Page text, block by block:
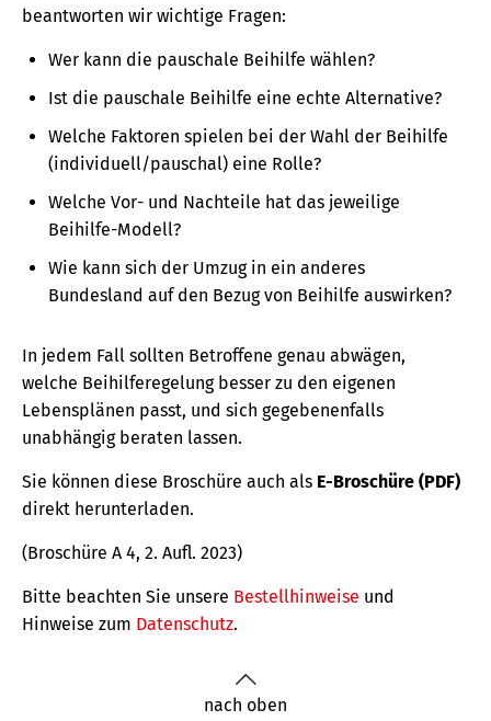
beantworten wir wichtige Fragen:
Wer kann die pauschale Beihilfe wählen?
Ist die pauschale Beihilfe eine echte Alternative?
Welche Faktoren spielen bei der Wahl der Beihilfe
(individuell/pauschal) eine Rolle?
Welche Vor- und Nachteile hat das jeweilige
Beihilfe-Modell?
Wie kann sich der Umzug in ein anderes
Bundesland auf den Bezug von Beihilfe auswirken?
In jedem Fall sollten Betroffene genau abwägen,
welche Beihilferegelung besser zu den eigenen
Lebensplänen passt, und sich gegebenenfalls
unabhängig beraten lassen.
Sie können diese Broschüre auch als E-Broschüre (PDF)
direkt herunterladen.
(Broschüre A 4, 2. Aufl. 2023)
Bitte beachten Sie unsere Bestellhinweise und
Hinweise zum Datenschutz.
nach oben